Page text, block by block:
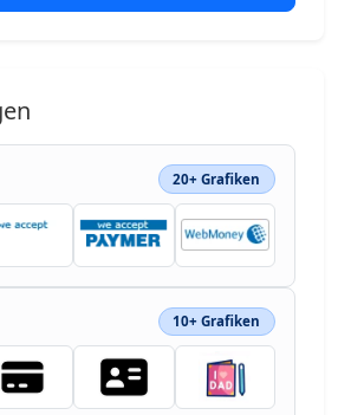
20+ Grafiken
10+ Grafiken